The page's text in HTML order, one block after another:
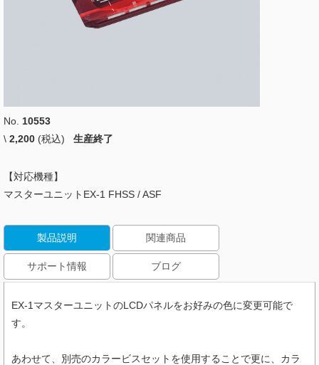
No. 10553
\ 2,200 (税込) 生産終了
【対応機種】
マスターユニットEX-1 FHSS / ASF
製品説明 関連商品
サポート情報 ブログ
EX-1マスターユニットのLCDパネルをお好みの色に変更可能で
す。
あわせて、別売のカラービスセットを使用することで更に、カラ